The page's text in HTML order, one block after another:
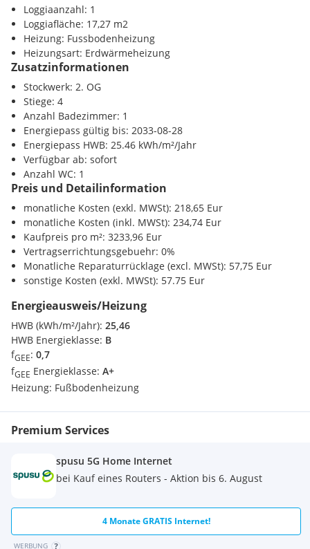
Finden Sie noch mehr attraktive Liegenschaften
aufwww.IMMOcontract.atIMMO einen Besuch wert.
Infrastruktur / Entfernungen
Gesundheit
Arzt <1000m
Apotheke <1000m
Krankenhaus <1000m
Kinder / Schulen
Schule <500m
Kindergarten <500m
Universität <1000m
Höhere Schule <2000m
Nahversorgung
Supermarkt <500m
Bäckerei <500m
Einkaufszentrum <1000m
Verkehr
Bahnhof <1000m
Flughafen <7500m
Sonstige
Bank <500m
Polizei <1000m
Post <1000m
Loggiaanzahl: 1
Loggiafläche: 17,27 m2
Heizung: Fussbodenheizung
Heizungsart: Erdwärmeheizung
Zusatzinformationen
Stockwerk: 2. OG
Stiege: 4
Anzahl Badezimmer: 1
Energiepass gültig bis: 2033-08-28
Energiepass HWB: 25.46 kWh/m²/Jahr
Verfügbar ab: sofort
Anzahl WC: 1
Preis und Detailinformation
monatliche Kosten (exkl. MWSt): 218,65 Eur
monatliche Kosten (inkl. MWSt): 234,74 Eur
Kaufpreis pro m²: 3233,96 Eur
Vertragserrichtungsgebuehr: 0%
Monatliche Reparaturrücklage (excl. MWSt): 57,75 Eur
sonstige Kosten (exkl. MWSt): 57.75 Eur
Energieausweis/Heizung
HWB (kWh/m²/Jahr): 25,46
HWB Energieklasse: B
fGEE: 0,7
fGEE Energieklasse: A+
Heizung: Fußbodenheizung
Premium Services
spusu 5G Home Internet
bei Kauf eines Routers - Aktion bis 6. August
4 Monate GRATIS Internet!
WERBUNG